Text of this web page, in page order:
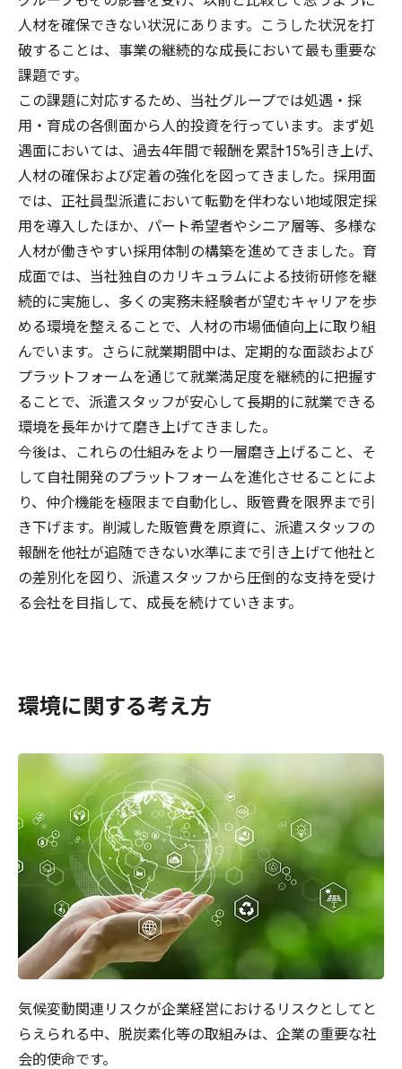
人材を確保できない状況にあります。こうした状況を打
破することは、事業の継続的な成長において最も重要な
課題です。
この課題に対応するため、当社グループでは処遇・採
用・育成の各側面から人的投資を行っています。まず処
遇面においては、過去4年間で報酬を累計15%引き上げ、
人材の確保および定着の強化を図ってきました。採用面
では、正社員型派遣において転勤を伴わない地域限定採
用を導入したほか、パート希望者やシニア層等、多様な
人材が働きやすい採用体制の構築を進めてきました。育
成面では、当社独自のカリキュラムによる技術研修を継
続的に実施し、多くの実務未経験者が望むキャリアを歩
める環境を整えることで、人材の市場価値向上に取り組
んでいます。さらに就業期間中は、定期的な面談および
プラットフォームを通じて就業満足度を継続的に把握す
ることで、派遣スタッフが安心して長期的に就業できる
環境を長年かけて磨き上げてきました。
今後は、これらの仕組みをより一層磨き上げること、そ
して自社開発のプラットフォームを進化させることによ
り、仲介機能を極限まで自動化し、販管費を限界まで引
き下げます。削減した販管費を原資に、派遣スタッフの
報酬を他社が追随できない水準にまで引き上げて他社と
の差別化を図り、派遣スタッフから圧倒的な支持を受け
る会社を目指して、成長を続けていきます。
環境に関する考え方
気候変動関連リスクが企業経営におけるリスクとしてと
らえられる中、脱炭素化等の取組みは、企業の重要な社
会的使命です。